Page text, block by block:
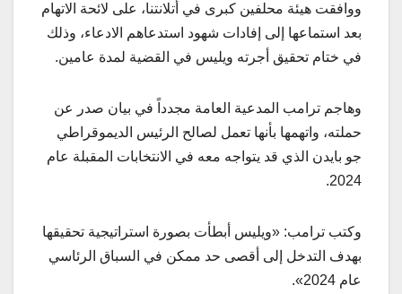
ووافقت هيئة محلفين كبرى في أتلانتنا، على لائحة الاتهام
بعد استماعها إلى إفادات شهود استدعاهم الادعاء، وذلك
في ختام تحقيق أجرته ويليس في القضية لمدة عامين.
وهاجم ترامب المدعية العامة مجدداً في بيان صدر عن
حملته، واتهمها بأنها تعمل لصالح الرئيس الديموقراطي
جو بايدن الذي قد يتواجه معه في الانتخابات المقبلة عام
2024.
وكتب ترامب: «ويليس أبطأت بصورة استراتيجية تحقيقها
بهدف التدخل إلى أقصى حد ممكن في السباق الرئاسي
عام 2024».